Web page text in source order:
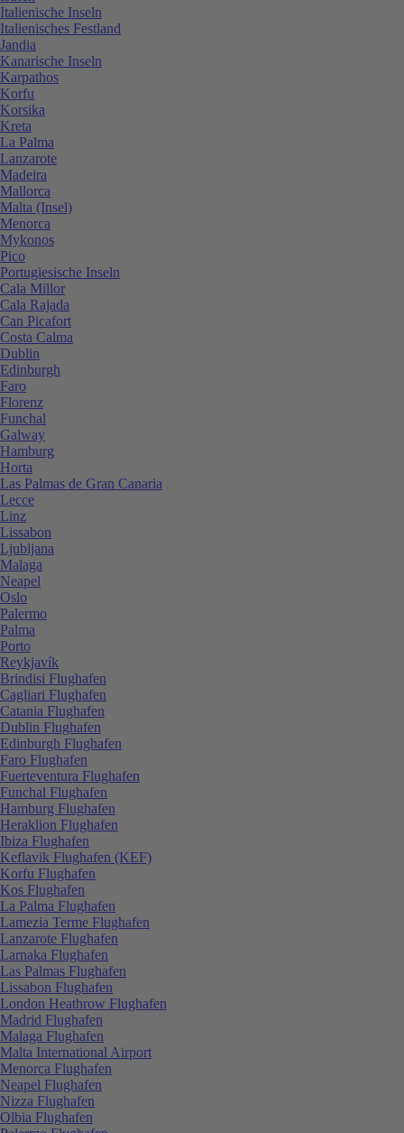
Italienische Inseln
Italienisches Festland
Jandia
Kanarische Inseln
Karpathos
Korfu
Korsika
Kreta
La Palma
Lanzarote
Madeira
Mallorca
Malta (Insel)
Menorca
Mykonos
Pico
Portugiesische Inseln
Cala Millor
Cala Rajada
Can Picafort
Costa Calma
Dublin
Edinburgh
Faro
Florenz
Funchal
Galway
Hamburg
Horta
Las Palmas de Gran Canaria
Lecce
Linz
Lissabon
Ljubljana
Malaga
Neapel
Oslo
Palermo
Palma
Porto
Reykjavík
Brindisi Flughafen
Cagliari Flughafen
Catania Flughafen
Dublin Flughafen
Edinburgh Flughafen
Faro Flughafen
Fuerteventura Flughafen
Funchal Flughafen
Hamburg Flughafen
Heraklion Flughafen
Ibiza Flughafen
Keflavik Flughafen (KEF)
Korfu Flughafen
Kos Flughafen
La Palma Flughafen
Lamezia Terme Flughafen
Lanzarote Flughafen
Larnaka Flughafen
Las Palmas Flughafen
Lissabon Flughafen
London Heathrow Flughafen
Madrid Flughafen
Malaga Flughafen
Malta International Airport
Menorca Flughafen
Neapel Flughafen
Nizza Flughafen
Olbia Flughafen